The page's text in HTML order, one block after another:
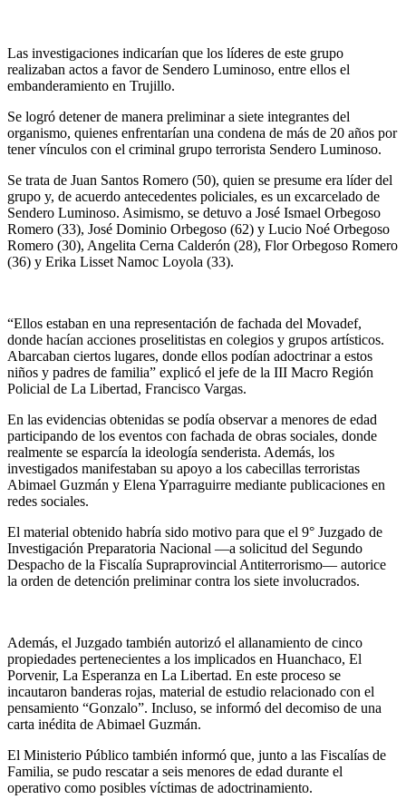
Las investigaciones indicarían que los líderes de este grupo
realizaban actos a favor de Sendero Luminoso, entre ellos el
embanderamiento en Trujillo.
Se logró detener de manera preliminar a siete integrantes del
organismo, quienes enfrentarían una condena de más de 20 años por
tener vínculos con el criminal grupo terrorista Sendero Luminoso.
Se trata de Juan Santos Romero (50), quien se presume era líder del
grupo y, de acuerdo antecedentes policiales, es un excarcelado de
Sendero Luminoso. Asimismo, se detuvo a José Ismael Orbegoso
Romero (33), José Dominio Orbegoso (62) y Lucio Noé Orbegoso
Romero (30), Angelita Cerna Calderón (28), Flor Orbegoso Romero
(36) y Erika Lisset Namoc Loyola (33).
“Ellos estaban en una representación de fachada del Movadef,
donde hacían acciones proselitistas en colegios y grupos artísticos.
Abarcaban ciertos lugares, donde ellos podían adoctrinar a estos
niños y padres de familia” explicó el jefe de la III Macro Región
Policial de La Libertad, Francisco Vargas.
En las evidencias obtenidas se podía observar a menores de edad
participando de los eventos con fachada de obras sociales, donde
realmente se esparcía la ideología senderista. Además, los
investigados manifestaban su apoyo a los cabecillas terroristas
Abimael Guzmán y Elena Yparraguirre mediante publicaciones en
redes sociales.
El material obtenido habría sido motivo para que el 9° Juzgado de
Investigación Preparatoria Nacional —a solicitud del Segundo
Despacho de la Fiscalía Supraprovincial Antiterrorismo— autorice
la orden de detención preliminar contra los siete involucrados.
Además, el Juzgado también autorizó el allanamiento de cinco
propiedades pertenecientes a los implicados en Huanchaco, El
Porvenir, La Esperanza en La Libertad. En este proceso se
incautaron banderas rojas, material de estudio relacionado con el
pensamiento “Gonzalo”. Incluso, se informó del decomiso de una
carta inédita de Abimael Guzmán.
El Ministerio Público también informó que, junto a las Fiscalías de
Familia, se pudo rescatar a seis menores de edad durante el
operativo como posibles víctimas de adoctrinamiento.